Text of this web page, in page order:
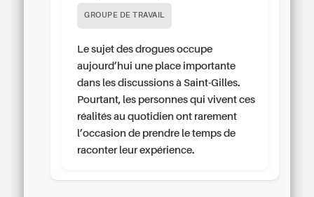
GROUPE DE TRAVAIL
Le sujet des drogues occupe
aujourd’hui une place importante
dans les discussions à Saint-Gilles.
Pourtant, les personnes qui vivent ces
réalités au quotidien ont rarement
l’occasion de prendre le temps de
raconter leur expérience.